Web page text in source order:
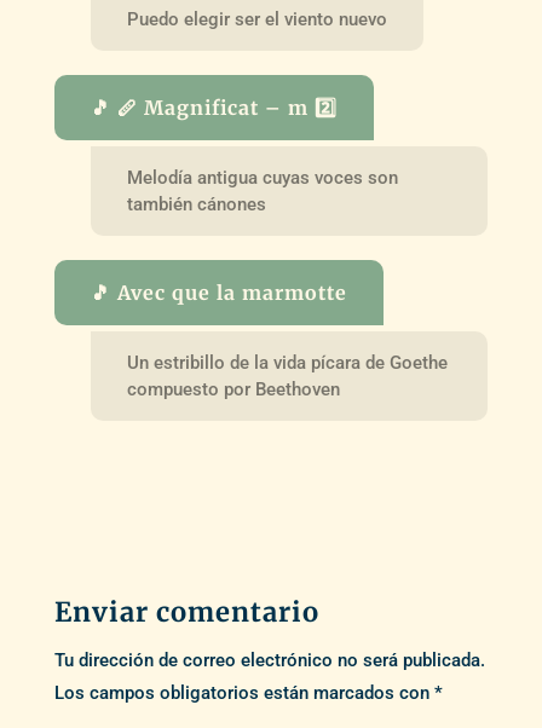
Puedo elegir ser el viento nuevo
🎵 🪈 Magnificat – m 2️⃣
Melodía antigua cuyas voces son
también cánones
🎵 Avec que la marmotte
Un estribillo de la vida pícara de Goethe
compuesto por Beethoven
Enviar comentario
Tu dirección de correo electrónico no será publicada.
Los campos obligatorios están marcados con *